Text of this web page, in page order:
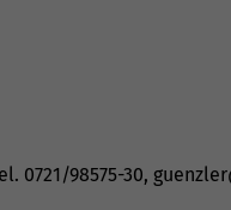
0721/98575-30,